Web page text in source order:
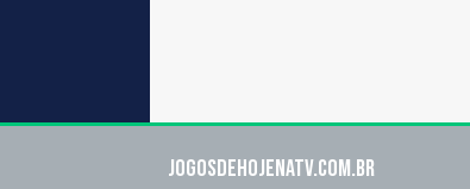
Jogosdehojenatv.com.br